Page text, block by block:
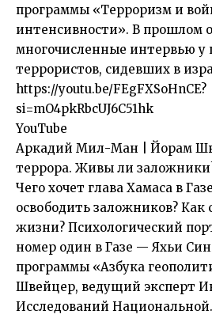
программы «Терроризм и
интенсивности». В прошлом
многочисленные интервью у
террористов, сидевших в
https://youtu.be/FEgFXSoHnCE?
si=mO4pkRbcUJ6C51hk
YouTube
Аркадий Мил-Ман | Йорам
террора. Живы ли
Чего хочет глава Хамаса в
освободить заложников? Как
жизни? Психологический
номер один в Газе — Яхьи
программы «Азбука
Швейцер, ведущий эксперт
Исследований